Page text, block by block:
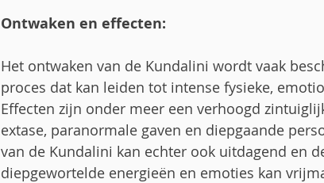
Ontwaken en effecten:
Het ontwaken van de Kundalini wordt vaak
proces dat kan leiden tot intense fysieke,
Effecten zijn onder meer een verhoogd
extase, paranormale gaven en diepgaande
van de Kundalini kan echter ook uitdagend en
diepgewortelde energieën en emoties kan